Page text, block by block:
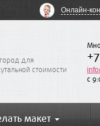
Онлайн-
для
стоимости
c
макет